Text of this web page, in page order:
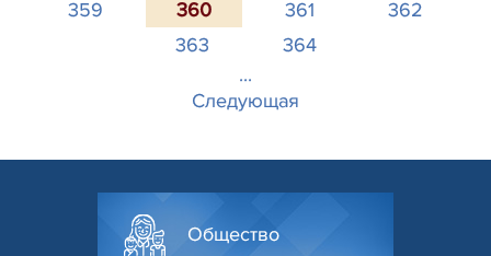
359 360 361
362
363
364
...
Следующая
Общество